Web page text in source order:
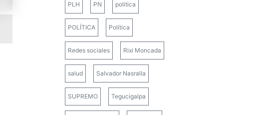
PLH PN politica
POLÍTICA Política
Redes sociales Rixi Moncada
salud Salvador Nasralla
SUPREMO Tegucigalpa